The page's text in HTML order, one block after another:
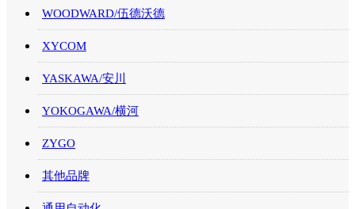
WOODWARD/伍德沃德
XYCOM
YASKAWA/安川
YOKOGAWA/横河
ZYGO
其他品牌